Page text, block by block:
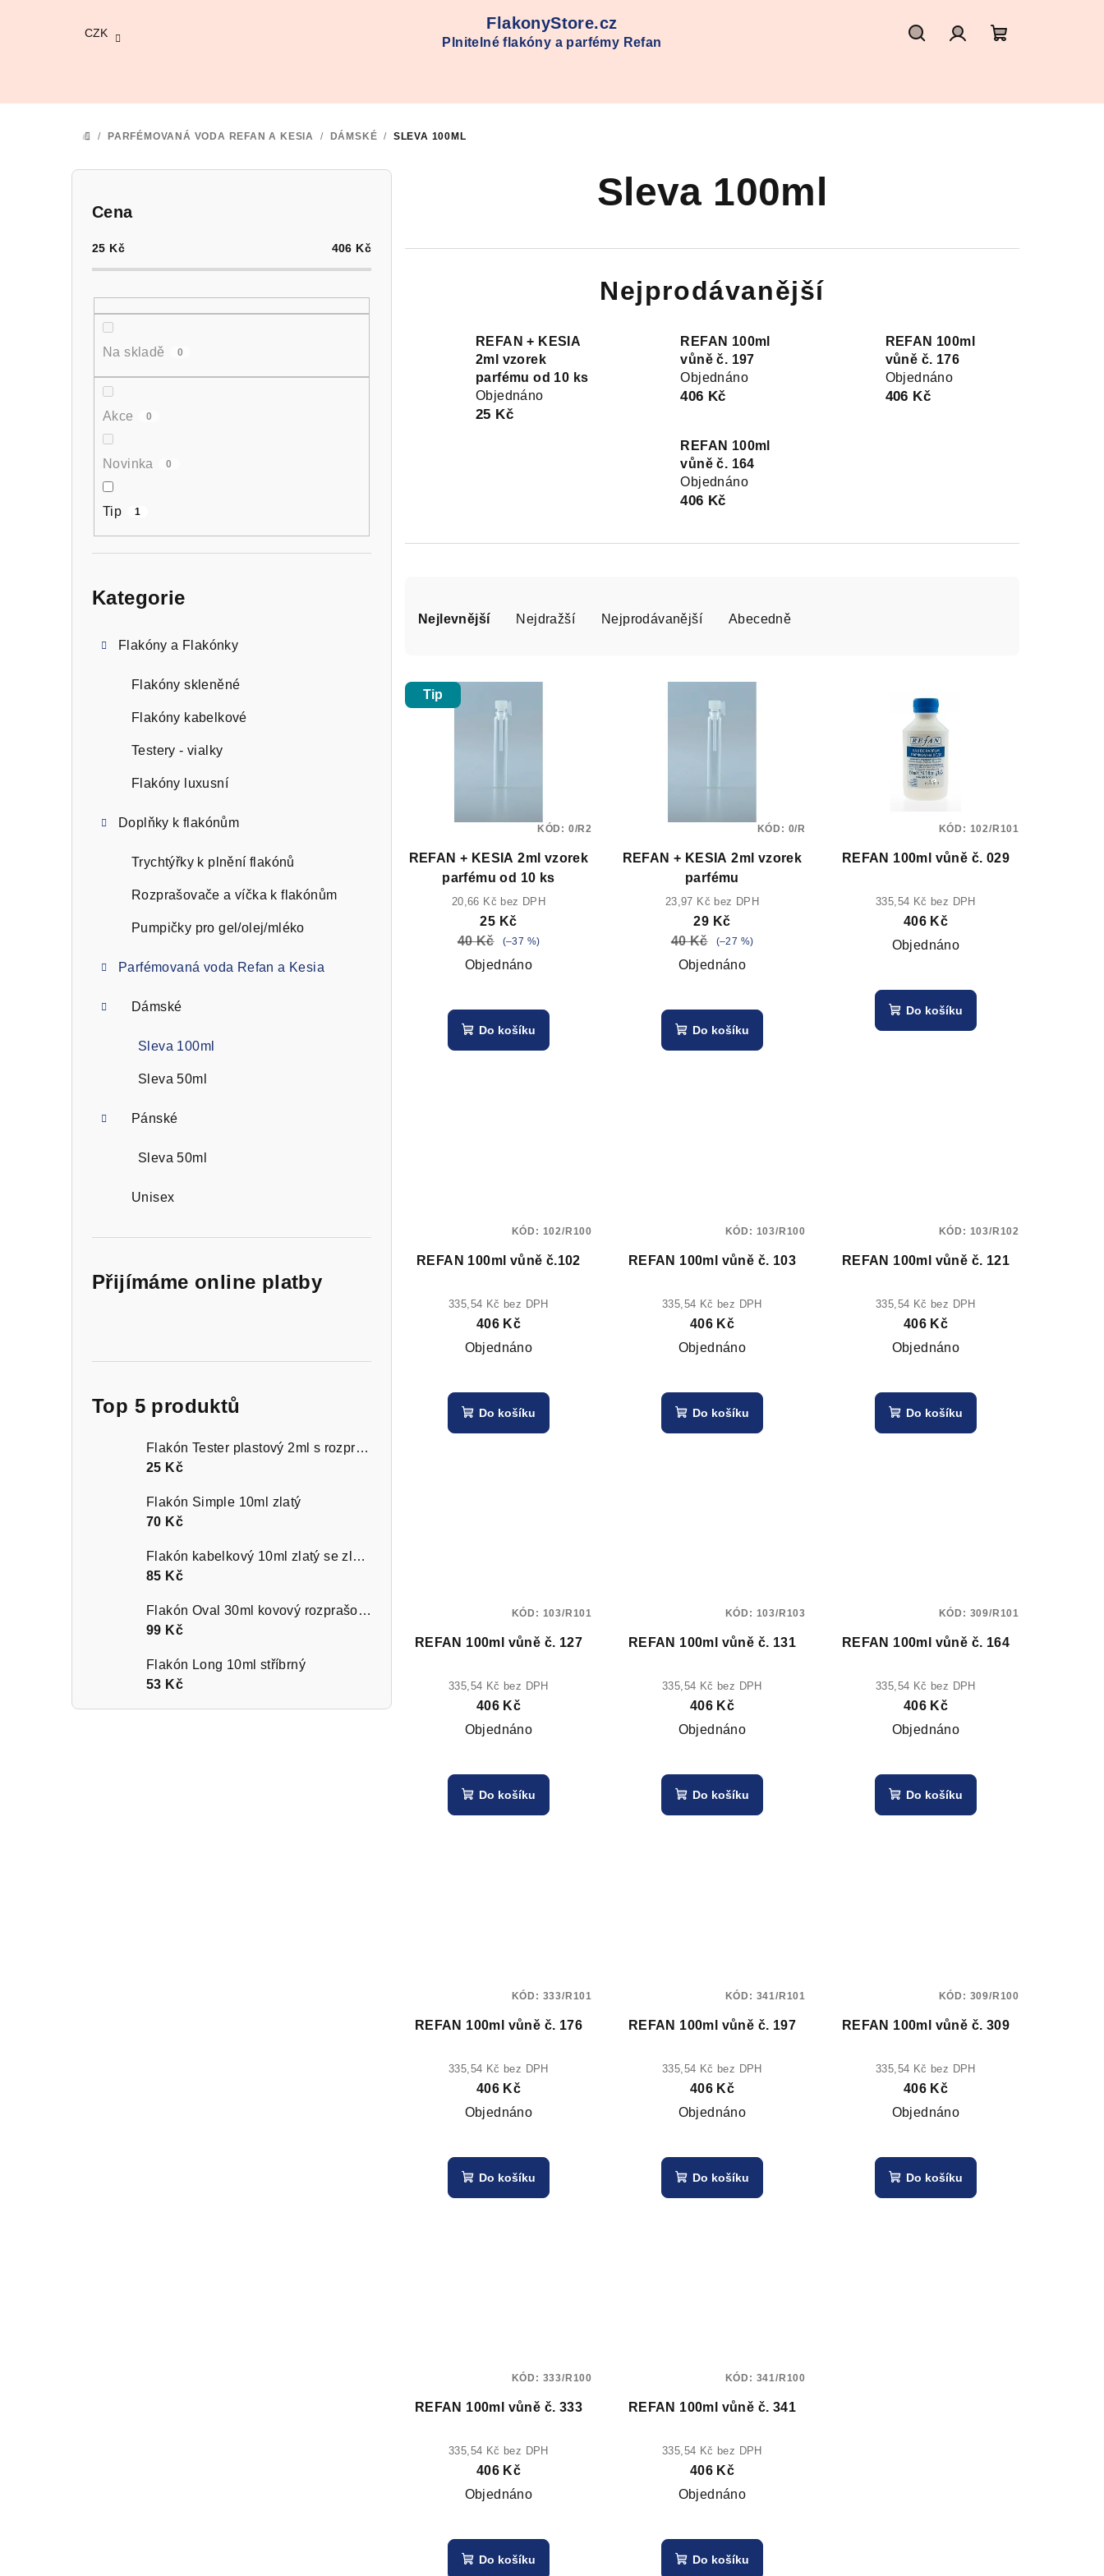
CZK
FlakonyStore.cz
Plnitelné flakóny a parfémy Refan
košík
DOMŮ
/ PARFÉMOVANÁ VODA REFAN A KESIA / DÁMSKÉ / SLEVA 100ML
Cena
25 Kč 406 Kč
Na skladě 0
Akce 0
Novinka 0
Tip 1
Kategorie
Flakóny a Flakónky
Flakóny skleněné
Flakóny kabelkové
Testery - vialky
Flakóny luxusní
Doplňky k flakónům
Trychtýřky k plnění flakónů
Rozprašovače a víčka k flakónům
Pumpičky pro gel/olej/mléko
Parfémovaná voda Refan a Kesia
Dámské
Sleva 100ml
Sleva 50ml
Pánské
Sleva 50ml
Unisex
Přijímáme online platby
Top 5 produktů
Flakón Tester plastový 2ml s rozprašovačem černý
25 Kč
Flakón Simple 10ml zlatý
70 Kč
Flakón kabelkový 10ml zlatý se zlatým kroužkem
85 Kč
Flakón Oval 30ml kovový rozprašovač stříbrný
99 Kč
Flakón Long 10ml stříbrný
53 Kč
Sleva 100ml
Nejprodávanější
REFAN + KESIA
2ml vzorek
parfému od 10 ks
Objednáno
25 Kč
REFAN 100ml
vůně č. 197
Objednáno
406 Kč
REFAN 100ml
vůně č. 176
Objednáno
406 Kč
REFAN 100ml
vůně č. 164
Objednáno
406 Kč
a
e
o
Nejlevnější Nejdražší Nejprodávanější Abecedně
V
ý
r
Tip
REFAN + KESIA 2ml vzorek
parfému od 10 ks
20,66 Kč bez DPH
25 Kč
40 Kč
(–37 %)
Objednáno
Do košíku
KÓD: 0/R2
REFAN + KESIA 2ml vzorek
parfému
23,97 Kč bez DPH
29 Kč
40 Kč
(–27 %)
Objednáno
Do košíku
KÓD: 0/R
REFAN 100ml vůně č. 029
335,54 Kč bez DPH
406 Kč
Objednáno
Do košíku
KÓD: 102/R101
REFAN 100ml vůně č.102
335,54 Kč bez DPH
406 Kč
Objednáno
Do košíku
KÓD: 102/R100
REFAN 100ml vůně č. 103
335,54 Kč bez DPH
406 Kč
Objednáno
Do košíku
KÓD: 103/R100
REFAN 100ml vůně č. 121
335,54 Kč bez DPH
406 Kč
Objednáno
Do košíku
KÓD: 103/R102
REFAN 100ml vůně č. 127
335,54 Kč bez DPH
406 Kč
Objednáno
Do košíku
KÓD: 103/R101
REFAN 100ml vůně č. 131
335,54 Kč bez DPH
406 Kč
Objednáno
Do košíku
KÓD: 103/R103
REFAN 100ml vůně č. 164
335,54 Kč bez DPH
406 Kč
Objednáno
Do košíku
KÓD: 309/R101
REFAN 100ml vůně č. 176
335,54 Kč bez DPH
406 Kč
Objednáno
Do košíku
KÓD: 333/R101
REFAN 100ml vůně č. 197
335,54 Kč bez DPH
406 Kč
Objednáno
Do košíku
KÓD: 341/R101
REFAN 100ml vůně č. 309
335,54 Kč bez DPH
406 Kč
Objednáno
Do košíku
KÓD: 309/R100
REFAN 100ml vůně č. 333
335,54 Kč bez DPH
406 Kč
Objednáno
Do košíku
KÓD: 333/R100
REFAN 100ml vůně č. 341
335,54 Kč bez DPH
406 Kč
Objednáno
Do košíku
KÓD: 341/R100